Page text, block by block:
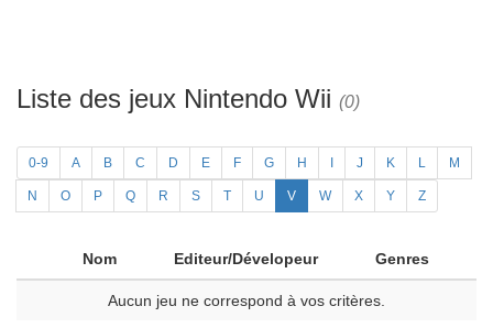
Liste des jeux Nintendo Wii (0)
0-9 A B C D E F G H J K L M
N O P Q R S T U V W X Y Z
Nom Editeur/Dévelopeur Genres
Aucun jeu ne correspond à vos critères.